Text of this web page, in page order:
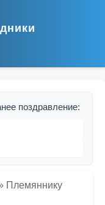
поздравление:
Племяннику